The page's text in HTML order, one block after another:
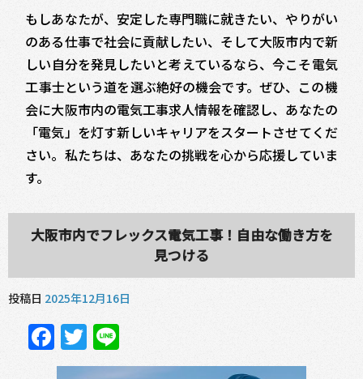
もしあなたが、安定した専門職に就きたい、やりがい
のある仕事で社会に貢献したい、そして大阪市内で新
しい自分を発見したいと考えているなら、今こそ電気
工事士という道を選ぶ絶好の機会です。ぜひ、この機
会に大阪市内の電気工事求人情報を確認し、あなたの
「電気」を灯す新しいキャリアをスタートさせてくだ
さい。私たちは、あなたの挑戦を心から応援していま
す。
大阪市内でフレックス電気工事！自由な働き方を
見つける
投稿日 2025年12月16日
Facebook
Twitter